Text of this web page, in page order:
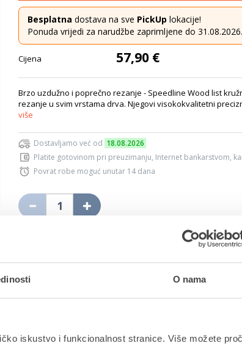
O nama
iskustvo i funkcionalnost stranice. Više možete
Besplatna dostava na sve PickUp lokacije!
Ponuda vrijedi za narudžbe zaprimljene do
Cijena 57,90 €
Brzo uzdužno i poprečno rezanje - Speedline Wood list
rezanje u svim vrstama drva. Njegovi visokokvalitetni
više
Dostavljamo već od 18.08.2026
Platite gotovinom pri preuzimanju, Internet bankarstvom,
Povrat robe moguć unutar 14 dana
DODAJTE U KOŠARICU
KUPITE ODMAH